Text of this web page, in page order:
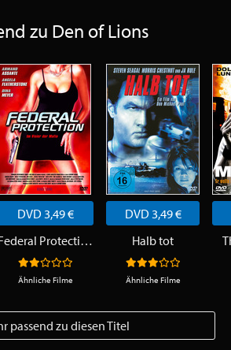
zu Den of Lions
DVD 3,49 €
Federal Protection
Ähnliche Filme
DVD 3,49 €
Halb tot
Ähnliche Filme
passend zu diesen Titel